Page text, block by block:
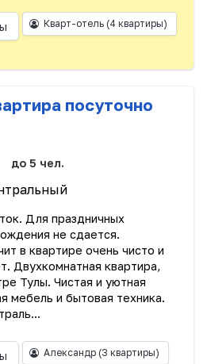
Кварт-отель (4 квартиры)
посуточно
до 5 чел.
Для праздничных
не сдается.
в квартире очень чисто и
Двухкомнатная квартира,
Тулы. Чистая и уютная
мебель и бытовая техника.
Александр (3 квартиры)